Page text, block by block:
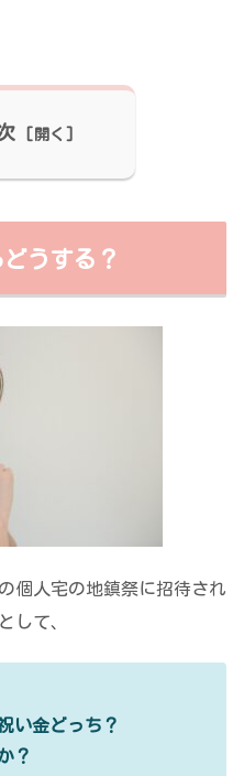
うする？
個人宅の地鎮祭に招待され
して、
い金どっち？
？